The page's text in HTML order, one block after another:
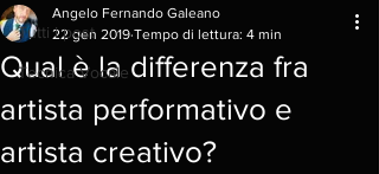
Tutti i post
Tecnica Vocale
Qual è la differenza fra
artista performativo e
artista creativo?
Angelo Fernando Galeano
22 gen 2019 Tempo di lettura: 4 min